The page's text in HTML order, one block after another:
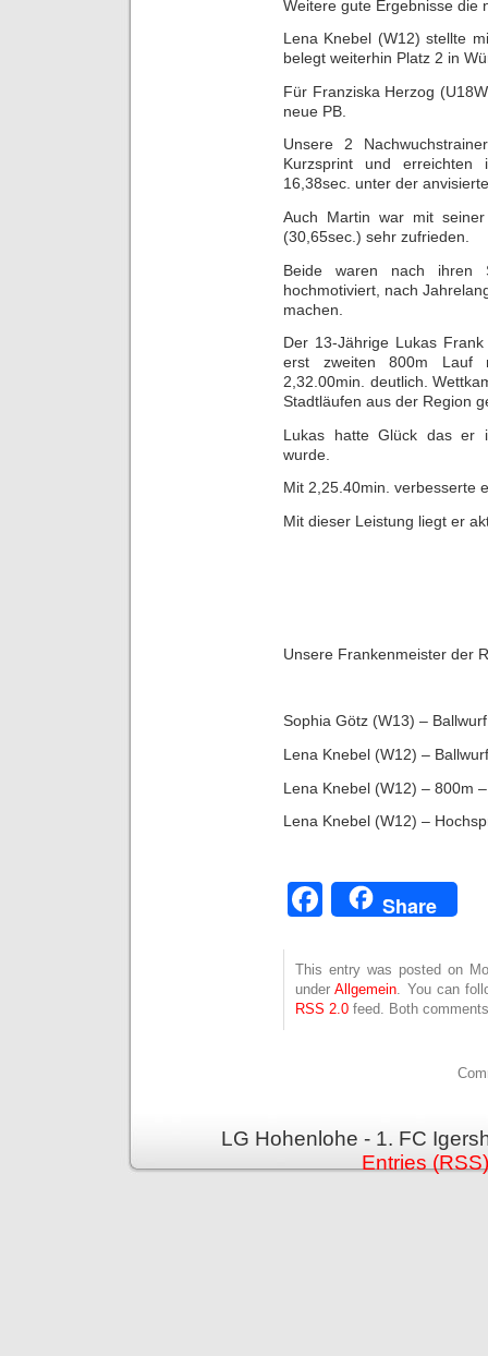
Weitere gute Ergebnisse die
Lena Knebel (W12) stellte
belegt weiterhin Platz 2 in
Für Franziska Herzog
neue PB.
Unsere 2
Kurzsprint und
16,38sec. unter der
Auch Martin war mit
(30,65sec.) sehr zufrieden.
Beide waren nach ihren
hochmotiviert, nach
machen.
Der 13-Jährige Lukas
erst zweiten 800m Lauf
2,32.00min. deutlich.
Stadtläufen aus der Region
Lukas hatte Glück das er
wurde.
Mit 2,25.40min. verbesserte
Mit dieser Leistung liegt er
Unsere Frankenmeister der
Sophia Götz (W13) –
Lena Knebel (W12) –
Lena Knebel (W12) – 800m
Lena Knebel (W12) –
Facebook
Share
This entry was posted on
underAllgemein . You can
RSS 2.0 feed. Both
LG Hohenlohe - 1. FC
Entries (RSS)